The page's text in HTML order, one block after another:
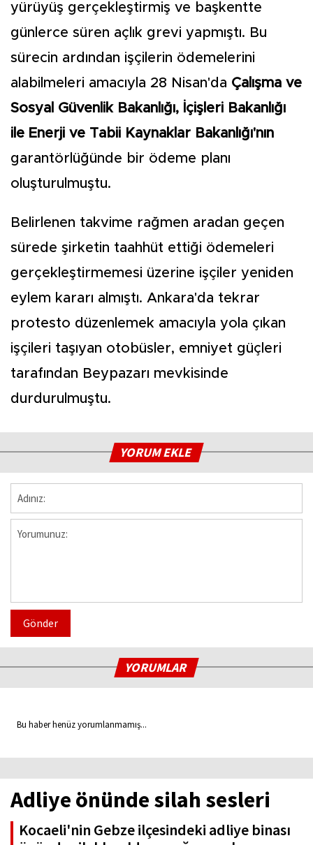
yürüyüş gerçekleştirmiş ve başkentte
günlerce süren açlık grevi yapmıştı. Bu
sürecin ardından işçilerin ödemelerini
alabilmeleri amacıyla 28 Nisan'da Çalışma ve
Sosyal Güvenlik Bakanlığı, İçişleri Bakanlığı
ile Enerji ve Tabii Kaynaklar Bakanlığı'nın
garantörlüğünde bir ödeme planı
oluşturulmuştu.
Belirlenen takvime rağmen aradan geçen
sürede şirketin taahhüt ettiği ödemeleri
gerçekleştirmemesi üzerine işçiler yeniden
eylem kararı almıştı. Ankara'da tekrar
protesto düzenlemek amacıyla yola çıkan
işçileri taşıyan otobüsler, emniyet güçleri
tarafından Beypazarı mevkisinde
durdurulmuştu.
YORUM EKLE
Gönder
YORUMLAR
Bu haber henüz yorumlanmamış...
Adliye önünde silah sesleri
Kocaeli'nin Gebze ilçesindeki adliye binası